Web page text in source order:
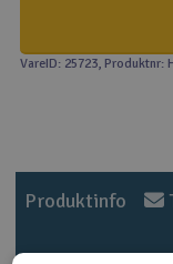
Motor &
Outlet
VareID: 25723, Produktnr:
Produktinfo